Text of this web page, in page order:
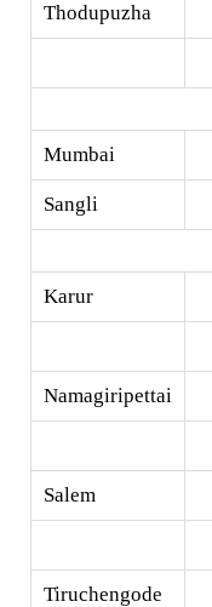
Thodupuzha
Mumbai
Sangli
Karur
Namagiripettai
Salem
Tiruchengode